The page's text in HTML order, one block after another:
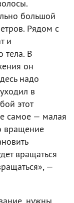
большой
Рядом с
и
тела. В
он
надо
в
этот
самое — малая
вращение
вращаться
—
нужны